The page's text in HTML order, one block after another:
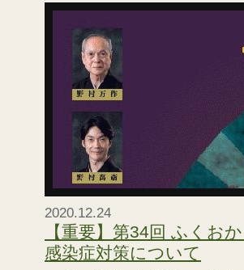
2020.12.24
【重要】第34回 ふくお
感染症対策について